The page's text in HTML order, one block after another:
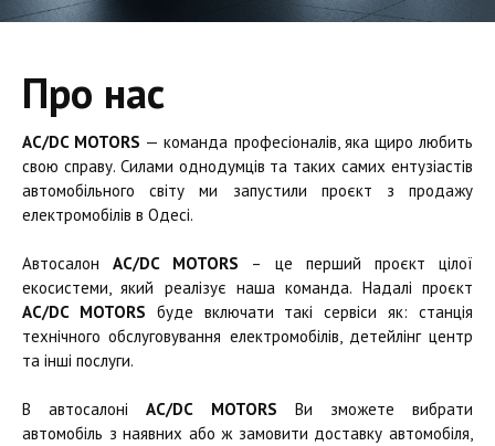
Про нас
AC/DC MOTORS — команда професіоналів, яка щиро любить
свою справу. Силами однодумців та таких самих ентузіастів
автомобільного світу ми запустили проєкт з продажу
електромобілів в Одесі.
АвтосалонAC/DC MOTORS – це перший проєкт цілої
екосистеми, який реалізує наша команда. Надалі проєкт
AC/DC MOTORS буде включати такі сервіси як: станція
технічного обслуговування електромобілів, детейлінг центр
та інші послуги.
В автосалоніAC/DC MOTORS Ви зможете вибрати
автомобіль з наявних або ж замовити доставку автомобіля,